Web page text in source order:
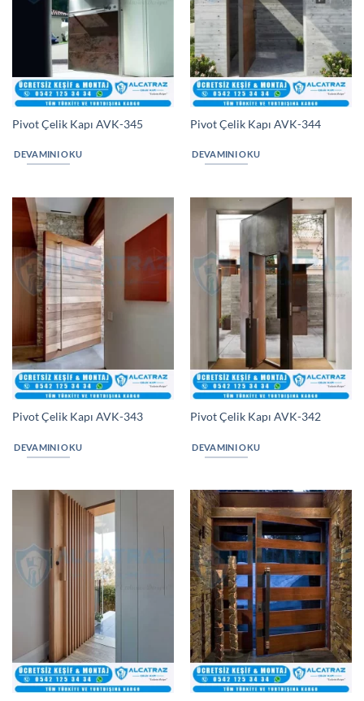
Pivot Çelik Kapı AVK-345
DEVAMINI OKU
Pivot Çelik Kapı AVK-344
DEVAMINI OKU
Pivot Çelik Kapı AVK-343
DEVAMINI OKU
Pivot Çelik Kapı AVK-342
DEVAMINI OKU